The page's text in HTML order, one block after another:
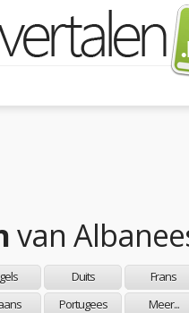
van
Duits
Frans
Portugees Meer...